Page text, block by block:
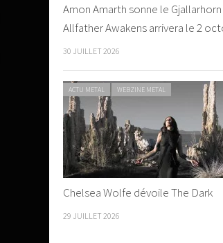
Amon Amarth sonne le Gjallarhorn
Allfather Awakens arrivera le 2
30 JUILLET 2026
ACTU METAL WEBZINE METAL
Chelsea Wolfe dévoile The Dark
29 JUILLET 2026